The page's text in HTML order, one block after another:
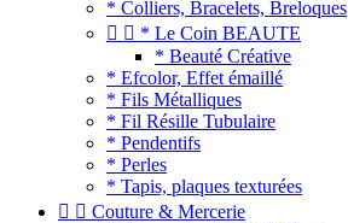
* Colliers, Bracelets, Breloques
  * Le Coin BEAUTE
* Beauté Créative
* Efcolor, Effet émaillé
* Fils Métalliques
* Fil Résille Tubulaire
* Pendentifs
* Perles
* Tapis, plaques texturées
  Couture & Mercerie